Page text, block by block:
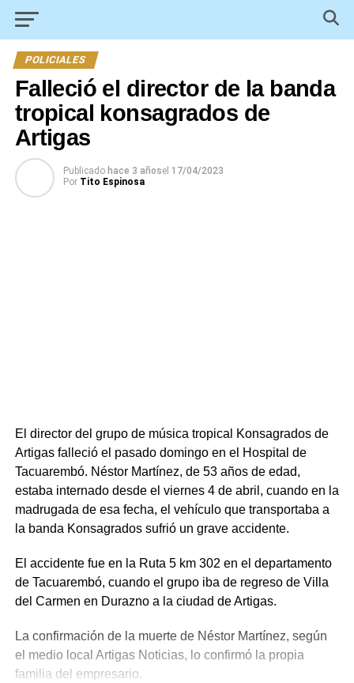
POLICIALES
Falleció el director de la banda
tropical konsagrados de
Artigas
Publicado hace 3 añosel 17/04/2023
Por Tito Espinosa
El director del grupo de música tropical Konsagrados de
Artigas falleció el pasado domingo en el Hospital de
Tacuarembó. Néstor Martínez, de 53 años de edad,
estaba internado desde el viernes 4 de abril, cuando en la
madrugada de esa fecha, el vehículo que transportaba a
la banda Konsagrados sufrió un grave accidente.
El accidente fue en la Ruta 5 km 302 en el departamento
de Tacuarembó, cuando el grupo iba de regreso de Villa
del Carmen en Durazno a la ciudad de Artigas.
La confirmación de la muerte de Néstor Martínez, según
el medio local Artigas Noticias, lo confirmó la propia
familia del empresario.